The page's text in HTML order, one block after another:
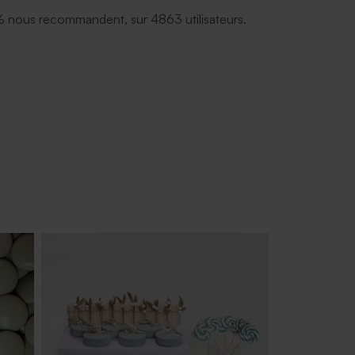
nous recommandent, sur 4863 utilisateurs.